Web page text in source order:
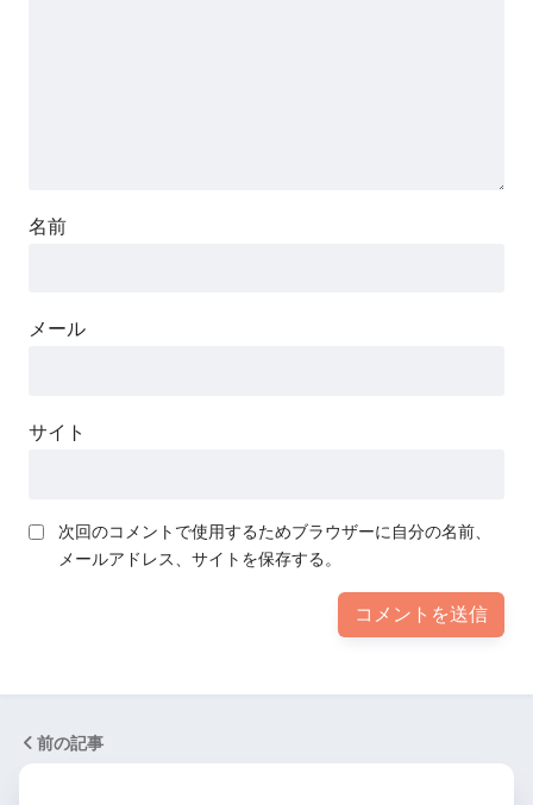
名前
メール
サイト
次回のコメントで使用するためブラウザーに自分の名前、
メールアドレス、サイトを保存する。
前の記事